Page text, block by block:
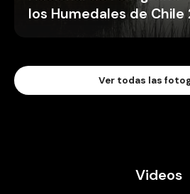
los Humedales de Chile
Ver todas las
Videos